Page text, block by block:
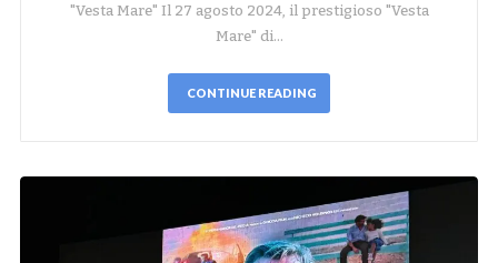
"Vesta Mare" Il 27 agosto 2024, il prestigioso "Vesta
Mare" di…
CONTINUE READING